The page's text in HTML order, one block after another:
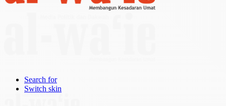
Search for
Switch skin